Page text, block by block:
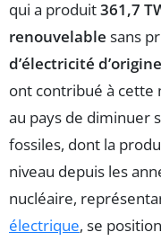
qui a produit361,7
renouvelable sans
d’électricité
ont contribué à
au pays de diminuer
fossiles, dont la
niveau depuis les
nucléaire,
électrique, se